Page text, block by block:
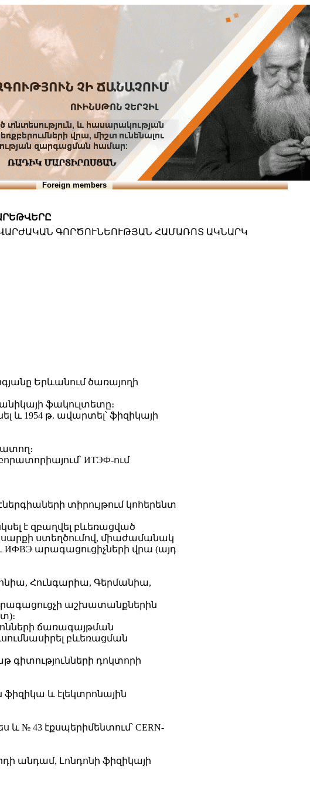
Տուն Օգնություն ՆԱԽԱՊԱՏՎՈՒԹՅՈՒՆՆԵՐ
Foreign members
ԳՈՐԾՈՒՆԵՈՒԹՅԱՆ ՀԱՄԱՌՈՏ ԱԿՆԱՐԿ
Երևանում ծառայողի
ֆակուլտետը։
և 1954 թ. ավարտել՝ ֆիզիկայի
ИТЭФ-ում
էներգիաների տիրույթում կոհերենտ
է զբաղվել բևեռացված
ստեղծումով, միաժամանակ
ИФВЭ արագացուցիչների վրա (այդ
Հունգարիա, Գերմանիա,
արագացուցչի աշխատանքներին
ճառագայթման
բևեռացման
գիտությունների դոկտորի
ֆիզիկա և էլեկտրոնային
և № 43 էքսպերիմենտում՝ CERN-
անդամ, Լոնդոնի ֆիզիկայի